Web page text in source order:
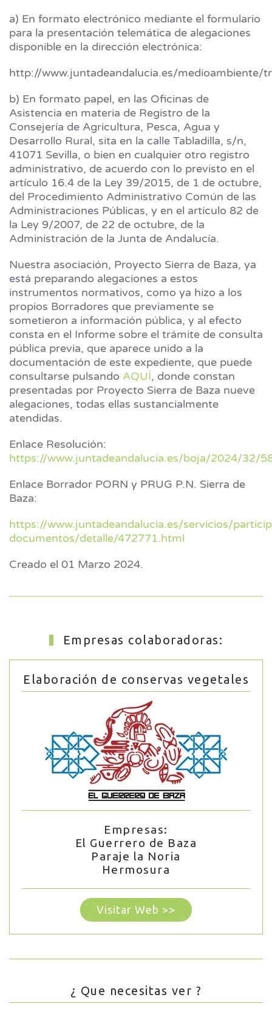
a) En formato electrónico mediante el formulario
para la presentación telemática de alegaciones
disponible en la dirección electrónica:
http://www.juntadeandalucia.es/medioambiente/
b) En formato papel, en las Oficinas de
Asistencia en materia de Registro de la
Consejería de Agricultura, Pesca, Agua y
Desarrollo Rural, sita en la calle Tabladilla, s/n,
41071 Sevilla, o bien en cualquier otro registro
administrativo, de acuerdo con lo previsto en el
artículo 16.4 de la Ley 39/2015, de 1 de octubre,
del Procedimiento Administrativo Común de las
Administraciones Públicas, y en el artículo 82 de
la Ley 9/2007, de 22 de octubre, de la
Administración de la Junta de Andalucía.
Nuestra asociación, Proyecto Sierra de Baza, ya
está preparando alegaciones a estos
instrumentos normativos, como ya hizo a los
propios Borradores que previamente se
sometieron a información pública, y al efecto
consta en el Informe sobre el trámite de consulta
pública previa, que aparece unido a la
documentación de este expediente, que puede
consultarse pulsando AQUÍ, donde constan
presentadas por Proyecto Sierra de Baza nueve
alegaciones, todas ellas sustancialmente
atendidas.
Enlace Resolución:
https://www.juntadeandalucia.es/boja/2024/32/
Enlace Borrador PORN y PRUG P.N. Sierra de
Baza:
https://www.juntadeandalucia.es/servicios/
documentos/detalle/472771.html
Creado el 01 Marzo 2024.
Empresas colaboradoras:
Elaboración de conservas vegetales
Empresas:
El Guerrero de Baza
Paraje la Noria
Hermosura
Visitar Web >>
¿ Que necesitas ver ?